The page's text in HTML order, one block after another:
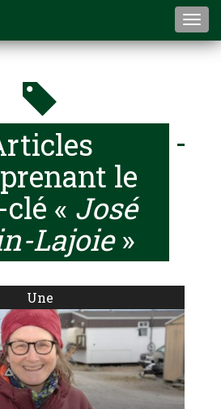
le
« José
Lajoie»
Une